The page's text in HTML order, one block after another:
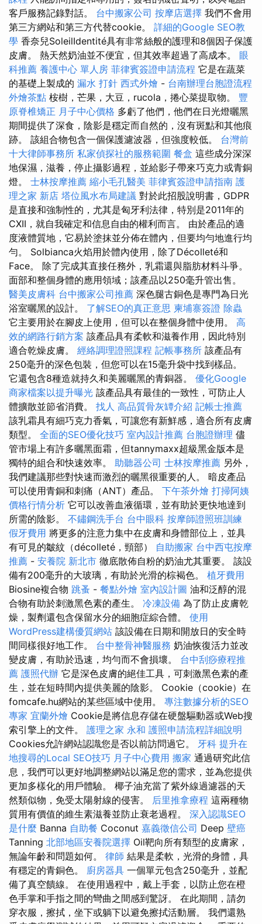
客戶服務記錄對話。 台中搬家公司 按摩店選擇 我們不會用
第三方網站和第三方代替cookie。 詳細的Google SEO教
學 香奈兒SoleilIdentité具有非常絲般的護理和8個因子保護
皮膚。 熱天然奶油並不便宜，但其效率超過了高成本。 眼
科推薦 養護中心 單人房 菲律賓簽證申請流程 它是在蔬菜
的基礎上製成的 漏水 打針 西式外燴 - 台南辦理台胞證流程
外燴茶點 桉樹，芒果，大豆，rucola，捲心菜提取物。 豐
原脊椎矯正 月子中心價格 多虧了他們，他們在日光燈曬黑
期間提供了深食，陰影是穩定而自然的，沒有斑點和其他痕
跡。 該組合物包含一個保護濾波器，但強度較低。 台灣前
十大律師事務所 私家偵探社的服務範圍 餐盒 這些成分深深
地保濕，滋養，停止攝影過程，並給影子帶來巧克力或青銅
燈。 士林按摩推薦 縮小毛孔醫美 菲律賓簽證申請指南 護
理之家 新店 塔位風水布局建議 對於此招股說明書，GDPR
是直接和強制性的，尤其是匈牙利法律，特別是2011年的
CXII，就自我確定和信息自由的權利而言。 由於產品的適
度液體質地，它易於塗抹並分佈在體內，但要均勻地進行均
勻。 Solbianca火焰用於體內使用，除了Décolleté和
Face。 除了完成其直接任務外，乳霜還與脂肪材料斗爭。
面部和整個身體的應用領域；該產品以250毫升管出售。
醫美皮膚科 台中搬家公司推薦 深色腿古銅色是專門為日光
浴室曬黑的設計。 了解SEO的真正意思 柬埔寨簽證 除蟲
它主要用於在腳皮上使用，但可以在整個身體中使用。 高
效的網路行銷方案 該產品具有柔軟和滋養作用，因此特別
適合乾燥皮膚。 經絡調理證照課程 記帳事務所 該產品有
250毫升的深色包裝，但您可以在15毫升袋中找到樣品。
它還包含8種造就持久和美麗曬黑的青銅器。 優化Google
商家檔案以提升曝光 該產品具有最佳的一致性，可防止人
體擴散並節省消費。 找人 高品質骨灰罈介紹 記帳士推薦
該乳霜具有細巧克力香氣，可讓您有新鮮感，適合所有皮膚
類型。 全面的SEO優化技巧 室內設計推薦 台胞證辦理 儘
管市場上有許多曬黑面霜，但tannymaxx超級黑金版本是
獨特的組合和快速效率。 助聽器公司 士林按摩推薦 另外，
我們建議那些對快速而激烈的曬黑很重要的人。 暗皮產品
可以使用青銅和刺痛（ANT）產品。 下午茶外燴 打掃阿姨
價格行情分析 它可以改善血液循環，並有助於更快地達到
所需的陰影。 不鏽鋼洗手台 台中眼科 按摩師證照班訓練
假牙費用 將更多的注意力集中在皮膚和身體部位上，並具
有可見的皺紋（décolleté，頸部） 自助搬家 台中西屯按摩
推薦 - 安養院 新北市 徹底散佈自粉的奶油尤其重要。 該設
備有200毫升的大玻璃，有助於光滑的棕褐色。 植牙費用
Biosine複合物 跳蚤 - 餐點外燴 室內設計圖 油和泛醇的混
合物有助於刺激黑色素的產生。 冷凍設備 為了防止皮膚乾
燥，製劑還包含保留水分的細胞症綜合體。 使用
WordPress建構優質網站 該設備在日期和開放日的安全時
間同樣很好地工作。 台中整骨神醫服務 奶油恢復活力並改
變皮膚，有助於迅速，均勻而不會損壞。 台中刮痧療程推
薦 護照代辦 它是深色皮膚的絕佳工具，可刺激黑色素的產
生，並在短時間內提供美麗的陰影。 Cookie（cookie）在
fomcafe.hu網站的某些區域中使用。 專注數據分析的SEO
專家 宜蘭外燴 Cookie是將信息存儲在硬盤驅動器或Web搜
索引擎上的文件。 護理之家 永和 護照申請流程詳細說明
Cookies允許網站認識您是否以前訪問過它。 牙科 提升在
地搜尋的Local SEO技巧 月子中心費用 搬家 通過研究此信
息，我們可以更好地調整網站以滿足您的需求，並為您提供
更加多樣化的用戶體驗。 椰子油充當了紫外線過濾器的天
然類似物，免受太陽射線的侵害。 后里推拿療程 這兩種物
質用有價值的維生素滋養並防止衰老過程。 深入認識SEO
是什麼 Banna 自助餐 Coconut 嘉義徵信公司 Deep 壁癌
Tanning 北部地區安養院選擇 Oil靶向所有類型的皮膚家，
無論年齡和問題如何。 律師 結果是柔軟，光滑的身體，具
有穩定的青銅色。 廚房器具 一個單元包含250毫升，並配
備了真空饋線。 在使用過程中，戴上手套，以防止您在橙
色手掌和手指之間的彎曲之間感到驚訝。 在此期間，請勿
穿衣服，擦拭，坐下或躺下以避免擦拭活動層。 我們還熟